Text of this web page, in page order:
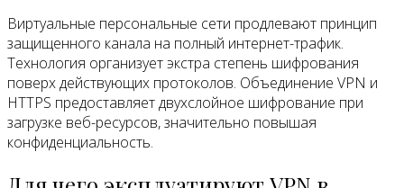
Виртуальные персональные сети продлевают принцип
защищенного канала на полный интернет-трафик.
Технология организует экстра степень шифрования
поверх действующих протоколов. Объединение VPN и
HTTPS предоставляет двухслойное шифрование при
загрузке веб-ресурсов, значительно повышая
конфиденциальность.